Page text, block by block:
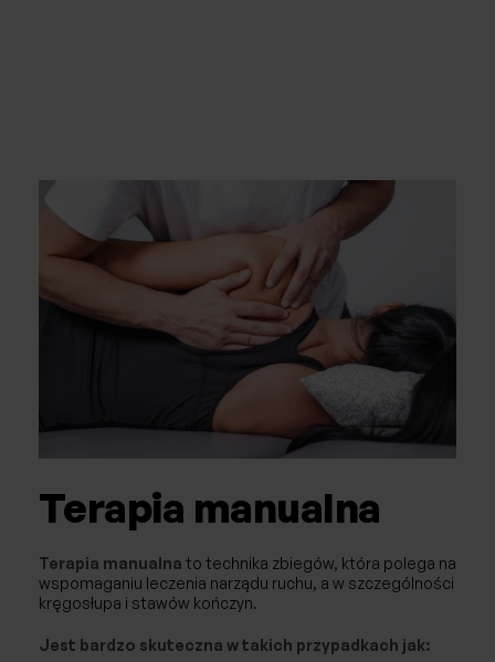
Urologia
Ginekologia
Ginekologia estetyczna
Afereza/Apherese
Reumatologia
Badania
Fizjoterapia
Terapia manualna
Terapia manualna to technika zbiegów, która polega na
wspomaganiu leczenia narządu ruchu, a w szczególności
kręgosłupa i stawów kończyn.
Jest bardzo skuteczna w takich przypadkach jak: